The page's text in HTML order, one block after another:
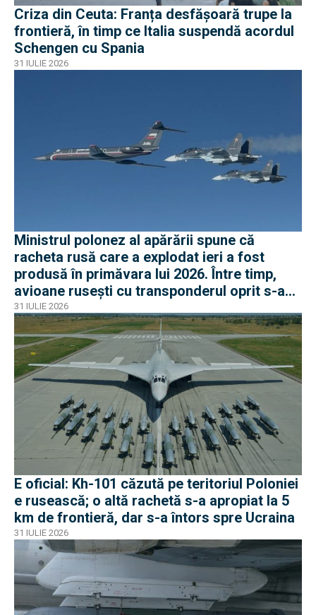
Criza din Ceuta: Franța desfășoară trupe la
frontieră, în timp ce Italia suspendă acordul
Schengen cu Spania
31 IULIE 2026
Ministrul polonez al apărării spune că
racheta rusă care a explodat ieri a fost
produsă în primăvara lui 2026. Între timp,
avioane rusești cu transponderul oprit s-au
apropiat de frontiera Poloniei
31 IULIE 2026
E oficial: Kh-101 căzută pe teritoriul Poloniei
e rusească; o altă rachetă s-a apropiat la 5
km de frontieră, dar s-a întors spre Ucraina
31 IULIE 2026